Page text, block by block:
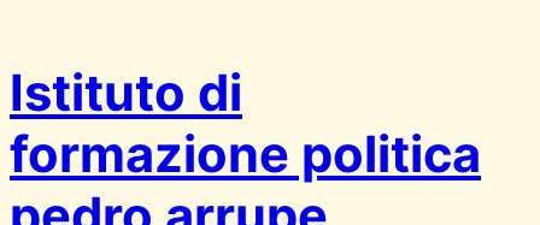
Istituto di
formazione politica